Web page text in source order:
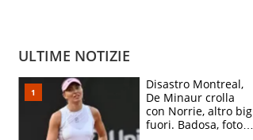
ULTIME NOTIZIE
Disastro Montreal,
De Minaur crolla
con Norrie, altro big
fuori. Badosa, foto